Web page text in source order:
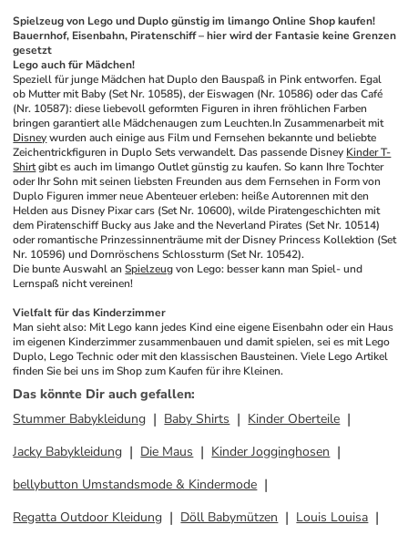
Spielzeug von Lego und Duplo günstig im limango Online Shop kaufen!
Bauernhof, Eisenbahn, Piratenschiff – hier wird der Fantasie keine Grenzen
gesetzt
Lego auch für Mädchen!
Speziell für junge Mädchen hat Duplo den Bauspaß in Pink entworfen. Egal
ob Mutter mit Baby (Set Nr. 10585), der Eiswagen (Nr. 10586) oder das Café
(Nr. 10587): diese liebevoll geformten Figuren in ihren fröhlichen Farben
bringen garantiert alle Mädchenaugen zum Leuchten.In Zusammenarbeit mit
Disney wurden auch einige aus Film und Fernsehen bekannte und beliebte
Zeichentrickfiguren in Duplo Sets verwandelt. Das passende Disney Kinder T-
Shirt gibt es auch im limango Outlet günstig zu kaufen. So kann Ihre Tochter
oder Ihr Sohn mit seinen liebsten Freunden aus dem Fernsehen in Form von
Duplo Figuren immer neue Abenteuer erleben: heiße Autorennen mit den
Helden aus Disney Pixar cars (Set Nr. 10600), wilde Piratengeschichten mit
dem Piratenschiff Bucky aus Jake and the Neverland Pirates (Set Nr. 10514)
oder romantische Prinzessinnenträume mit der Disney Princess Kollektion (Set
Nr. 10596) und Dornröschens Schlossturm (Set Nr. 10542).
Die bunte Auswahl an Spielzeug von Lego: besser kann man Spiel- und
Lernspaß nicht vereinen!
Vielfalt für das Kinderzimmer
Man sieht also: Mit Lego kann jedes Kind eine eigene Eisenbahn oder ein Haus
im eigenen Kinderzimmer zusammenbauen und damit spielen, sei es mit Lego
Duplo, Lego Technic oder mit den klassischen Bausteinen. Viele Lego Artikel
finden Sie bei uns im Shop zum Kaufen für ihre Kleinen.
Das könnte Dir auch gefallen:
Stummer Babykleidung
Baby Shirts
Kinder Oberteile
Jacky Babykleidung
Die Maus
Kinder Jogginghosen
bellybutton Umstandsmode & Kindermode
Regatta Outdoor Kleidung
Döll Babymützen
Louis Louisa